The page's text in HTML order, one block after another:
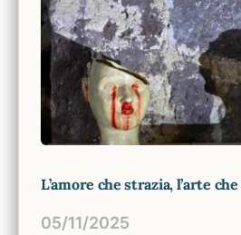
L’amore che strazia, l’arte
05/11/2025